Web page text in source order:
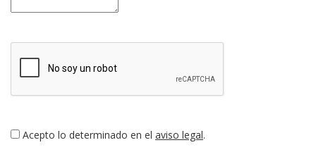
Acepto lo determinado en el aviso legal.